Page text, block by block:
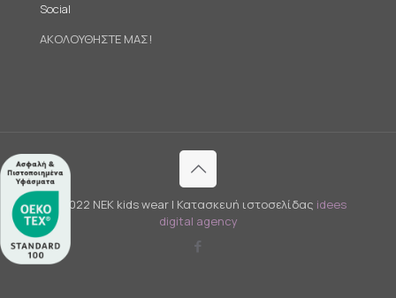
Social
ΑΚΟΛΟΥΘΗΣΤΕ ΜΑΣ!
© 2022 NEK kids wear | Κατασκευή ιστοσελίδας idees
digital agency